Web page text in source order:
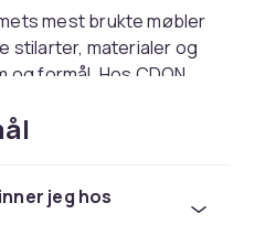
mest brukte møbler
stilarter, materialer og
formål. Hos CDON
utendørs. Enten du
en moderne
hos oss.
jeg hos